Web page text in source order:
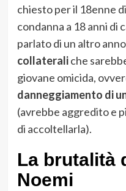
chiesto per il 18enne
condanna a 18 anni di
parlato di un altro
collateraliche
giovane omicida,
danneggiamento di
(avrebbe aggredito e
di accoltellarla).
La brutalità
Noemi